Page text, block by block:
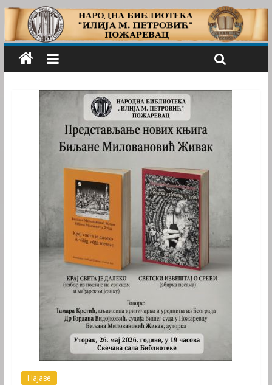
Најаве